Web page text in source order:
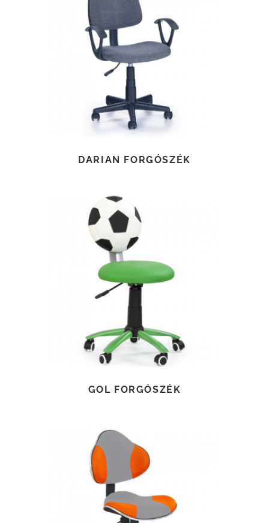
TOVÁBB OLVASOM
DARIAN FORGÓSZÉK
TOVÁBB OLVASOM
GOL FORGÓSZÉK
TOVÁBB OLVASOM